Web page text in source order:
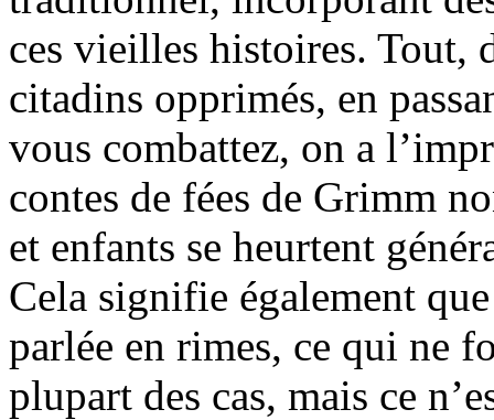
ces vieilles histoires. Tout,
citadins opprimés, en
vous combattez, on a
contes de fées de Grimm
et enfants se heurtent
Cela signifie également
parlée en rimes, ce qui ne
plupart des cas, mais ce